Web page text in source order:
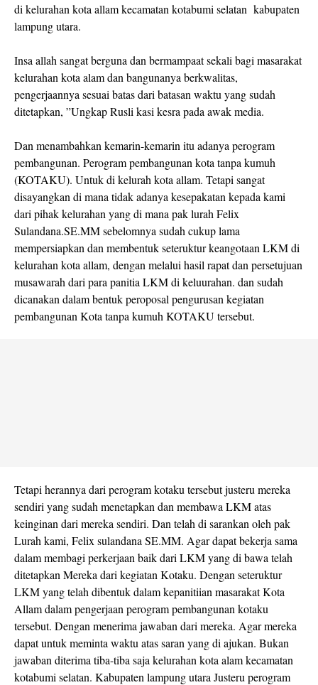
di kelurahan kota allam kecamatan kotabumi selatan kabupaten
lampung utara.
Insa allah sangat berguna dan bermampaat sekali bagi masarakat
kelurahan kota alam dan bangunanya berkwalitas,
pengerjaannya sesuai batas dari batasan waktu yang sudah
ditetapkan, ”Ungkap Rusli kasi kesra pada awak media.
Dan menambahkan kemarin-kemarin itu adanya perogram
pembangunan. Perogram pembangunan kota tanpa kumuh
(KOTAKU). Untuk di kelurah kota allam. Tetapi sangat
disayangkan di mana tidak adanya kesepakatan kepada kami
dari pihak kelurahan yang di mana pak lurah Felix
Sulandana.SE.MM sebelomnya sudah cukup lama
mempersiapkan dan membentuk seteruktur keangotaan LKM di
kelurahan kota allam, dengan melalui hasil rapat dan persetujuan
musawarah dari para panitia LKM di keluurahan. dan sudah
dicanakan dalam bentuk peroposal pengurusan kegiatan
pembangunan Kota tanpa kumuh KOTAKU tersebut.
Tetapi herannya dari perogram kotaku tersebut justeru mereka
sendiri yang sudah menetapkan dan membawa LKM atas
keinginan dari mereka sendiri. Dan telah di sarankan oleh pak
Lurah kami, Felix sulandana SE.MM. Agar dapat bekerja sama
dalam membagi perkerjaan baik dari LKM yang di bawa telah
ditetapkan Mereka dari kegiatan Kotaku. Dengan seteruktur
LKM yang telah dibentuk dalam kepanitiian masarakat Kota
Allam dalam pengerjaan perogram pembangunan kotaku
tersebut. Dengan menerima jawaban dari mereka. Agar mereka
dapat untuk meminta waktu atas saran yang di ajukan. Bukan
jawaban diterima tiba-tiba saja kelurahan kota alam kecamatan
kotabumi selatan. Kabupaten lampung utara Justeru perogram